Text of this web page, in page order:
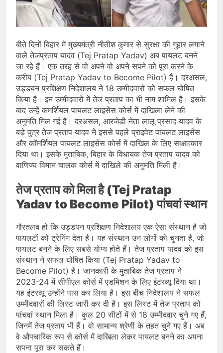
भारत ने 39 पदकों के साथ अभियान चौथे
स्थान पर समाप्त किया
August 8, 2026
स्वतंत्रता दिवस से पहले देशभर में ‘हर घर
तैयारियाँ तेज़
August 7, 2026
IMD ने कई राज्यों में भारी बारिश और बाढ़ की
चेतावनी जारी की, उत्तर भारत और पूर्वोत्तर में
हाई अलर्ट
August 7, 2026
बीते दिनों बिहार में मुख्यमंत्री नीतीश कुमार से सुरक्षा की गुहार लगाने
वाले तेजप्रताप यादव (Tej Pratap Yadav) अब पायलट बनने
जा रहे हैं। एक तरह से वो अपने वो अपने सपने को पूरा करने के
करीब (Tej Pratap Yadav to Become Pilot) हैं। दरअसल,
उड्डयन प्रशिक्षण निदेशालय ने 18 उम्मीदवारों को सफल घोषित
किया है। इन उम्मीदवारों में तेज प्रताप का भी नाम शामिल है। इसके
बाद उन्हें कमर्शियल पायलट लाइसेंस कोर्स में दाखिला लेने की
अनुमति मिल गई है। दरअसल, आरजेडी नेता लालू प्रसाद यादव के
बड़े पुत्र तेज प्रताप यादव ने इससे पहले प्राइवेट पायलट लाइसेंस
और कॉमर्शियल पायलट लाइसेंस कोर्स में दाखिल के लिए साक्षात्कार
दिया था। इसके मुताबिक, बिहार के विधायक तेज प्रताप यादव को
वाणिज्य विमान चालक कोर्स में दाखिले की अनुमति मिली है।
तेज प्रताप को मिला है (Tej Pratap
Yadav to Become Pilot) पांचवां स्थान
गौरतलब हो कि उड्डयन प्रशिक्षण निदेशालय एक ऐसा संस्थान है जो
पायलटों को ट्रेनिंग देता है। यह संस्थान उन लोगों को चुनता है, जो
पायलट बनने के लिए सबसे योग्य होते हैं। तेज प्रताप यादव को इस
संस्थान ने सफल घोषित किया (Tej Pratap Yadav to
Become Pilot) है। जानकारी के मुताबिक तेज प्रताप ने
2023-24 में सीपीएल कोर्स में एडमिशन के लिए इंटरव्यू दिया था।
यह इंटरव्यू उन्होंने पास कर लिया है। इस बीच निदेशालय ने सफल
उम्मीदवारों की लिस्ट जारी कर दी है। इस लिस्ट में तेज प्रताप को
पांचवां स्थान मिला है। कुल 20 सीटों में से 18 उम्मीदवार चुने गए हैं,
जिनमें तेज प्रताप भी हैं। वो सामान्य श्रेणी के तहत चुने गए हैं। अब
वे औपचारिक रूप से कोर्स में दाखिला लेकर पायलट बनने का अपना
सपना पूरा कर सकते हैं।